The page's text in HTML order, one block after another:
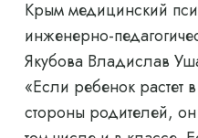
Крым медицинский
инженерно-
Якубова Владислав
«Если ребенок растет
стороны родителей, он